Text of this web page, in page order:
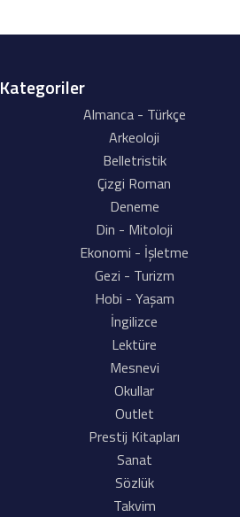
Kategoriler
Almanca - Türkçe
Arkeoloji
Belletristik
Çizgi Roman
Deneme
Din - Mitoloji
Ekonomi - İşletme
Gezi - Turizm
Hobi - Yaşam
İngilizce
Lektüre
Mesnevi
Okullar
Outlet
Prestij Kitapları
Sanat
Sözlük
Takvim